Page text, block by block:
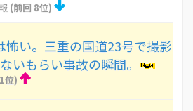
(前回 8位)
怖い。三重の国道23号で撮影
いもらい事故の瞬間。
位)